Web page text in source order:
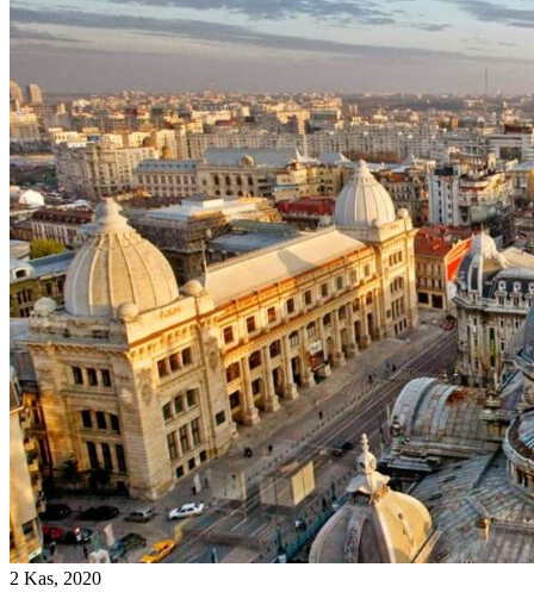
2 Kas, 2020